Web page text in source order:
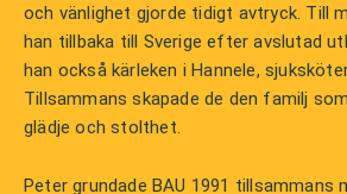
och vänlighet gjorde tidigt avtryck. Till
han tillbaka till Sverige efter avslutad
han också kärleken i Hannele,
Tillsammans skapade de den familj
glädje och stolthet.
Peter grundade BAU 1991 tillsammans